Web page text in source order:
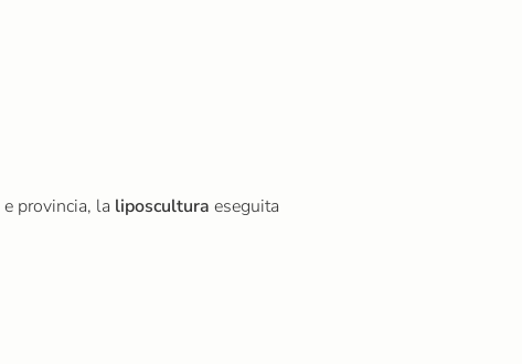
e provincia, la liposcultura eseguita